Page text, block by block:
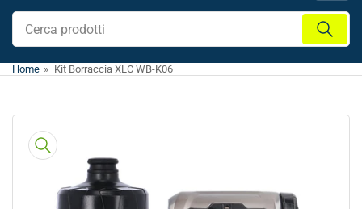
Cerca
prodotti
Home » Kit Borraccia XLC WB-K06
direttamente
informazioni